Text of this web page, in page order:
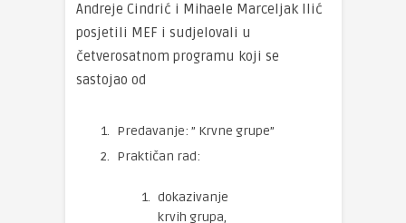
Andreje Cindrić i Mihaele Marceljak Ilić
posjetili MEF i sudjelovali u
četverosatnom programu koji se
sastojao od
Predavanje: ” Krvne grupe”
Praktičan rad:
dokazivanje
krvih grupa,